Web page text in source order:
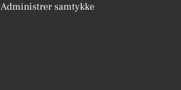
Administrer samtykke